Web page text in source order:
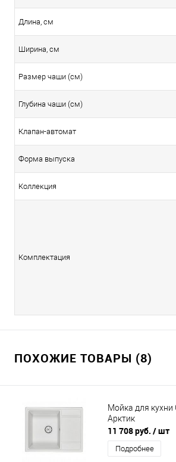
Длина, см
Ширина, см
Размер чаши (см)
Глубина чаши (см)
Клапан-автомат
Форма выпуска
Коллекция
Комплектация
ПОХОЖИЕ ТОВАРЫ (8)
Мойка для кухни
Арктик
11 708 руб. / шт
Подробнее